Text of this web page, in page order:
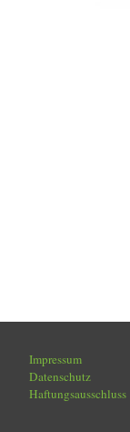
Impressum
Datenschutz
Haftungsausschluss